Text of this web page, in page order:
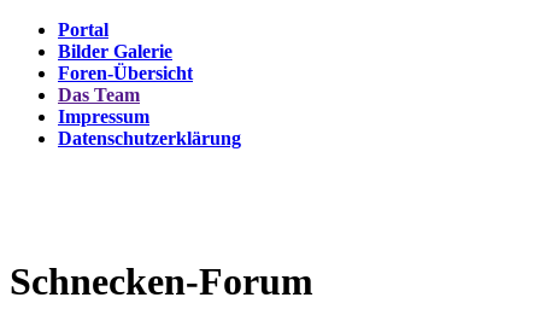
Portal
Bilder Galerie
Foren-Übersicht
Das Team
Impressum
Datenschutzerklärung
Schnecken-Forum